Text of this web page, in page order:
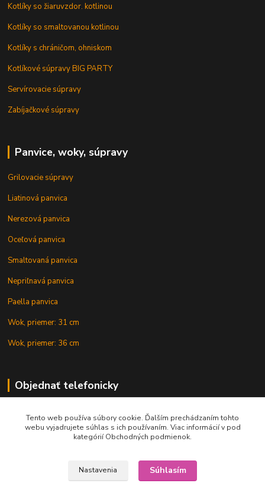
Kotlíky so žiaruvzdor. kotlinou
Kotlíky so smaltovanou kotlinou
Kotlíky s chráničom, ohniskom
Kotlíkové súpravy BIG PARTY
Servírovacie súpravy
Zabíjačkové súpravy
Panvice, woky, súpravy
Grilovacie súpravy
Liatinová panvica
Nerezová panvica
Oceľová panvica
Smaltovaná panvica
Nepriľnavá panvica
Paella panvica
Wok, priemer: 31 cm
Wok, priemer: 36 cm
Objednať telefonicky
+421 902 212 007
Tento web používa súbory cookie. Ďalším prechádzaním tohto
webu vyjadrujete súhlas s ich používaním. Viac informácií v pod
kategórií Obchodných podmienok.
Nastavenia Súhlasím